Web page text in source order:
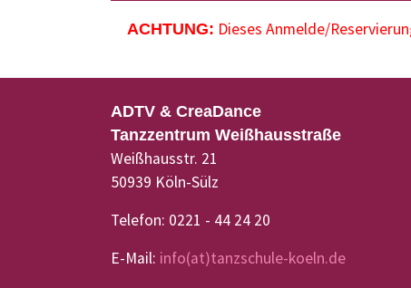
ACHTUNG: Dieses Anmelde/
ADTV & CreaDance
Tanzzentrum Weißhausstraße
Weißhausstr. 21
50939 Köln-Sülz
Telefon: 0221 - 44 24 20
E-Mail: info(at)tanzschule-koeln.de